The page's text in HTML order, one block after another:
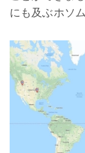
にも及ぶホソ